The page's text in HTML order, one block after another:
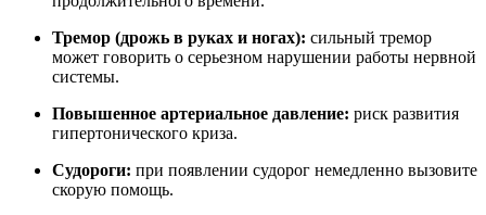
Тремор (дрожь в руках и ногах): сильный тремор
может говорить о серьезном нарушении работы нервной
системы.
Повышенное артериальное давление: риск развития
гипертонического криза.
Судороги: при появлении судорог немедленно вызовите
скорую помощь.